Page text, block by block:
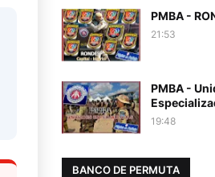
PMBA -
21:53
PMBA -
19:48
BANCO DE PERMUTA